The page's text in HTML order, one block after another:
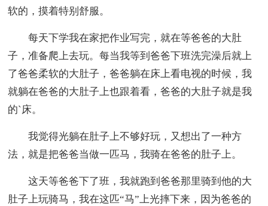
软的，摸着特别舒服。
每天下学我在家把作业写完，就在等爸爸的大肚
子，准备爬上去玩。每当我等到爸爸下班洗完澡后就上
了爸爸柔软的大肚子，爸爸躺在床上看电视的时候，我
就躺在爸爸的大肚子上也跟着看，爸爸的大肚子就是我
的`床。
我觉得光躺在肚子上不够好玩，又想出了一种方
法，就是把爸爸当做一匹马，我骑在爸爸的肚子上。
这天等爸爸下了班，我就跑到爸爸那里骑到他的大
肚子上玩骑马，我在这匹“马”上光摔下来，因为爸爸的